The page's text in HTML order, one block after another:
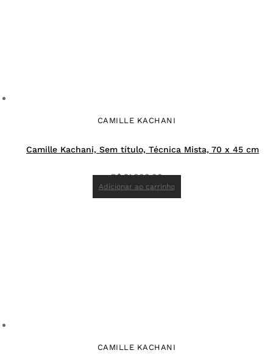
CAMILLE KACHANI
Camille Kachani, Sem título, Técnica Mista, 70 x 45 cm
R$21.000,00
Adicionar ao carrinho
CAMILLE KACHANI